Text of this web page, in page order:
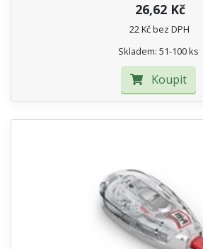
26,62 Kč
22 Kč bez DPH
Skladem: 51-100 ks
Koupit